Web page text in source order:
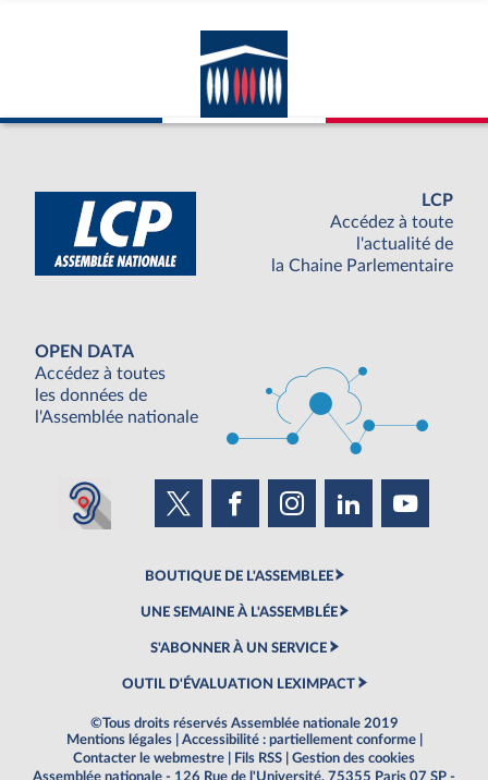
LCP
Accédez à toute
l'actualité de
la Chaine Parlementaire
OPEN DATA
Accédez à toutes
les données de
l'Assemblée nationale
BOUTIQUE DE L'ASSEMBLEE
UNE SEMAINE À L'ASSEMBLÉE
S'ABONNER À UN SERVICE
OUTIL D'ÉVALUATION LEXIMPACT
©Tous droits réservés Assemblée nationale 2019
Mentions légales
Accessibilité : partiellement conforme
Contacter le webmestre
Fils RSS
Gestion des cookies
Assemblée nationale - 126 Rue de l'Université, 75355 Paris 07 SP -